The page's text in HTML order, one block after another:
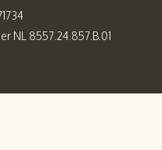
NL 8557.24.857.B.01